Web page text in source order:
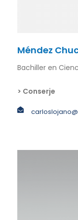
Méndez
Bachiller en
> Conserje